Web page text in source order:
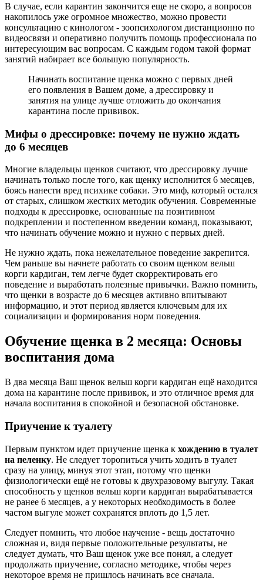
В случае, если карантин закончится еще не скоро, а вопросов
накопилось уже огромное множество, можно провести
консультацию с кинологом - зоопсихологом дистанционно по
видеосвязи и оперативно получить помощь профессионала по
интересующим вас вопросам. С каждым годом такой формат
занятий набирает все большую популярность.
Начинать воспитание щенка можно с первых дней
его появления в Вашем доме, а дрессировку и
занятия на улице лучше отложить до окончания
карантина после прививок.
Мифы о дрессировке: почему не нужно ждать
до 6 месяцев
Многие владельцы щенков считают, что дрессировку лучше
начинать только после того, как щенку исполнится 6 месяцев,
боясь нанести вред психике собаки. Это миф, который остался
от старых, слишком жестких методик обучения. Современные
подходы к дрессировке, основанные на позитивном
подкреплении и постепенном введении команд, показывают,
что начинать обучение можно и нужно с первых дней.
Не нужно ждать, пока нежелательное поведение закрепится.
Чем раньше вы начнете работать со своим щенком вельш
корги кардиган, тем легче будет скорректировать его
поведение и выработать полезные привычки. Важно помнить,
что щенки в возрасте до 6 месяцев активно впитывают
информацию, и этот период является ключевым для их
социализации и формирования норм поведения.
Обучение щенка в 2 месяца: Основы
воспитания дома
В два месяца Ваш щенок вельш корги кардиган ещё находится
дома на карантине после прививок, и это отличное время для
начала воспитания в спокойной и безопасной обстановке.
Приучение к туалету
Первым пунктом идет приучение щенка к хождению в туалет
на пеленку. Не следует торопиться учить ходить в туалет
сразу на улицу, минуя этот этап, потому что щенки
физиологически ещё не готовы к двухразовому выгулу. Такая
способность у щенков вельш корги кардиган вырабатывается
не ранее 6 месяцев, а у некоторых необходимость в более
частом выгуле может сохранятся вплоть до 1,5 лет.
Следует помнить, что любое научение - вещь достаточно
сложная и, видя первые положительные результаты, не
следует думать, что Ваш щенок уже все понял, а следует
продолжать приучение, согласно методике, чтобы через
некоторое время не пришлось начинать все сначала.